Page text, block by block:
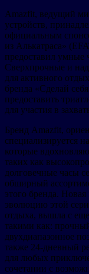
Amazfit, ведущий
устройств,
официальным
из Алькатраса»
предоставил умные
Сверхпрочные и
для активного
бренда «Сделай
предоставить
для участия в
Бренд Amazfit,
специализируется
которые
таких как
долговечные часы
обширный
этого бренда.
эволюцию этой
отдыха, вышла с
такими как:
двухдиапазонное
также 24-дневный
для любых
сочетании с